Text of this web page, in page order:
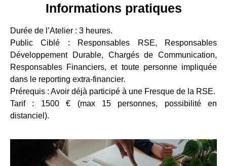
Informations pratiques
Durée de l’Atelier : 3 heures.
Public Ciblé : Responsables RSE, Responsables
Développement Durable, Chargés de Communication,
Responsables Financiers, et toute personne impliquée
dans le reporting extra-financier.
Prérequis : Avoir déjà participé à une Fresque de la RSE.
Tarif : 1500 € (max 15 personnes, possibilité en
distanciel).